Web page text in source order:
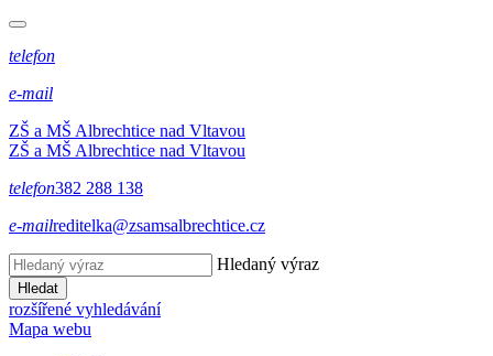
telefon
e-mail
ZŠ a MŠ Albrechtice nad Vltavou
ZŠ a MŠ Albrechtice nad Vltavou
telefon382 288 138
e-mailreditelka@zsamsalbrechtice.cz
Hledaný výraz
Hledat
rozšířené vyhledávání
Mapa webu